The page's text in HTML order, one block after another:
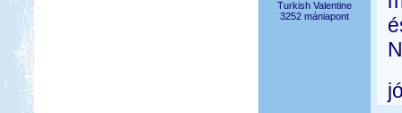
Turkish Valentine
3252 mániapont